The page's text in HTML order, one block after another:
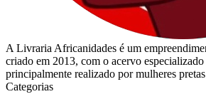
A Livraria Africanidades é um
criado em 2013, com o acervo especializado
principalmente realizado por mulheres
Categorias